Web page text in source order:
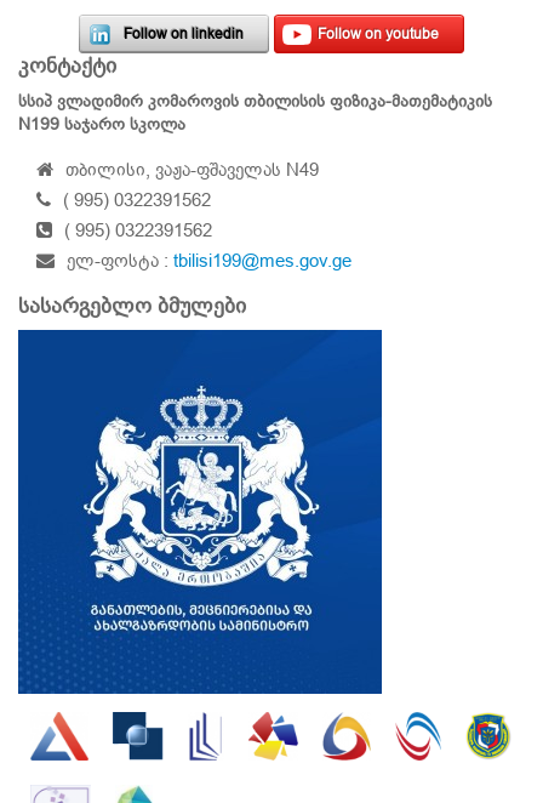
Follow on linkedin Follow on youtube
კონტაქტი
სსიპ ვლადიმირ კომაროვის თბილისის ფიზიკა-მათემატიკის
N199 საჯარო სკოლა
თბილისი, ვაჟა-ფშაველას N49
( 995) 0322391562
( 995) 0322391562
ელ-ფოსტა : tbilisi199@mes.gov.ge
სასარგებლო ბმულები